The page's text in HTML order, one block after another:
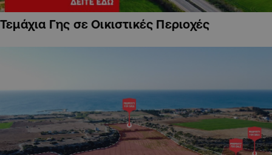
Τεμάχια Γης σε Οικιστικές Περιοχές